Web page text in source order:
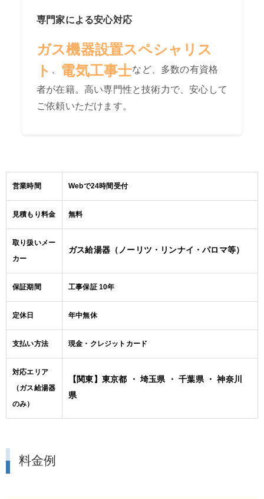
専門家による安心対応
ガス機器設置スペシャリス
ト
電気工事士など、多数の有資格
者が在籍。高い専門性と技術力で、安心して
ご依頼いただけます。
営業時間 Webで24時間受付
見積もり料金 無料
取り扱いメー
カー
ガス給湯器（ノーリツ・リンナイ・パロマ等）
保証期間 工事保証 10年
定休日 年中無休
支払い方法 現金・クレジットカード
対応エリア
（ガス給湯器
のみ）
【関東】東京都 ・ 埼玉県 ・ 千葉県 ・ 神奈川
県
料金例